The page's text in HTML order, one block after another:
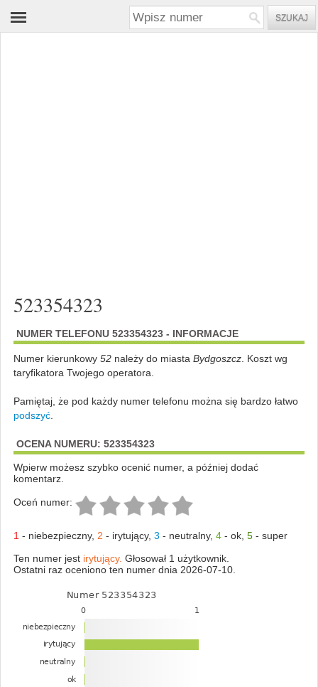
523354323
NUMER TELEFONU 523354323 - INFORMACJE
Numer kierunkowy 52należy do miasta Bydgoszcz. Koszt wg
taryfikatora Twojego operatora.
Pamiętaj, że pod każdy numer telefonu można się bardzo łatwo
podszyć.
OCENA NUMERU: 523354323
Wpierw możesz szybko ocenić numer, a później dodać
komentarz.
Oceń numer:
1 - niebezpieczny, 2 - irytujący, 3 - neutralny, 4- ok, 5- super
Ten numer jest irytujący. Głosował 1 użytkownik.
Ostatni raz oceniono ten numer dnia 2026-07-10.